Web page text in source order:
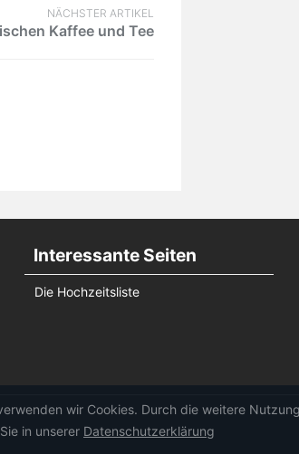
NÄCHSTER ARTIKEL
Kaffee und Tee
Interessante Seiten
Die Hochzeitsliste
wir Cookies. Durch die weitere
in unserer Datenschutzerklärung